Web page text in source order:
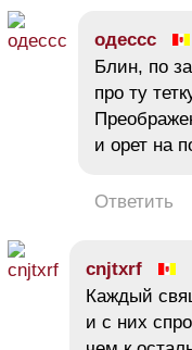
одессс
Блин, по
про ту
и орет на
Ответить
cnjtxrf
Каждый
и с них